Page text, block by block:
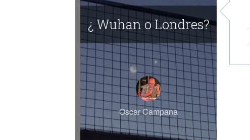
¿ Wuhan o Londres?
Oscar Campana